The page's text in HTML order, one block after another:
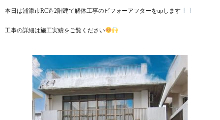
本日は浦添市RC造2階建て解体工事のビフォーアフターをupします
工事の詳細は施工実績をご覧ください